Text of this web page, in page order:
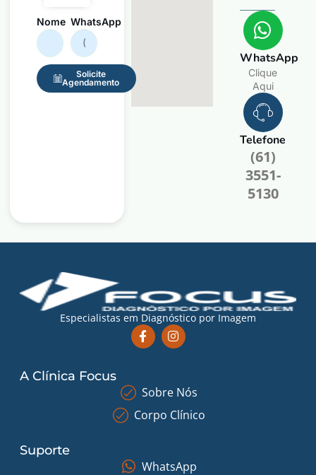
Nome WhatsApp
Solicite
Agendamento
WhatsApp
Clique
Aqui
Telefone
(61)
3551-
5130
Especialistas em Diagnóstico por Imagem
A Clínica Focus
Sobre Nós
Corpo Clínico
Suporte
WhatsApp